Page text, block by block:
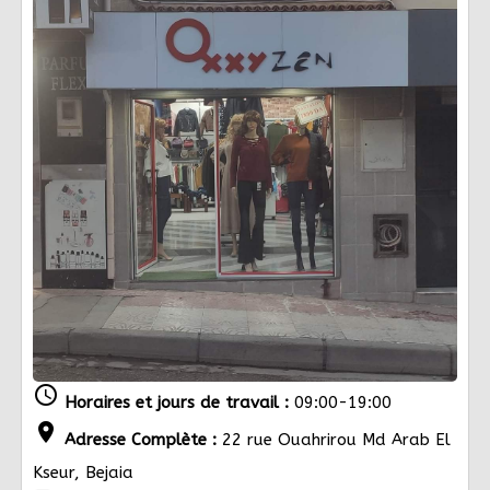
schedule Horaires et jours de travail : 09:00-19:00
location_on Adresse Complète : 22 rue Ouahrirou Md Arab El
Kseur, Bejaia